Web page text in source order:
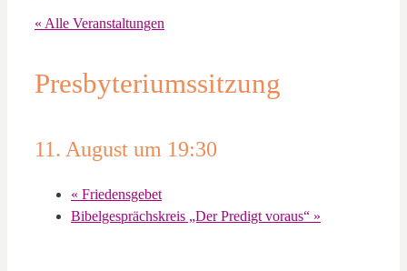
« Alle Veranstaltungen
Presbyteriumssitzung
11. August um 19:30
« Friedensgebet
Bibelgesprächskreis „Der Predigt voraus“ »